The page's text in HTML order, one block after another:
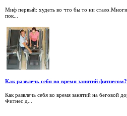
Миф первый: худеть во что бы то ни
пок...
Как развлечь себя во время занятий фитнесом?
Как развлечь себя во время занятий на
Фитнес д...